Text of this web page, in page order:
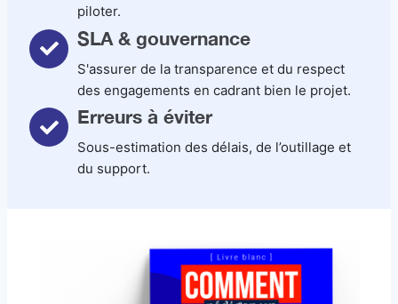
piloter.
SLA & gouvernance
S'assurer de la transparence et du respect
des engagements en cadrant bien le projet.
Erreurs à éviter
Sous-estimation des délais, de l’outillage et
du support.